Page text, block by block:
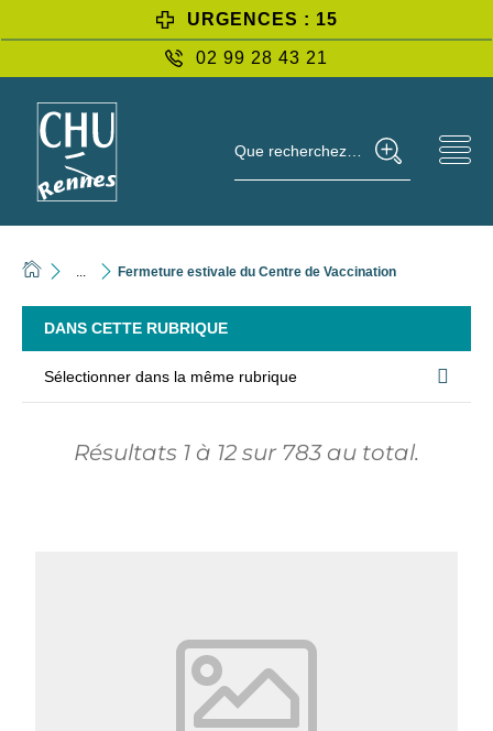
URGENCES : 15
02 99 28 43 21
Que recherchez-vous ?
Fermeture estivale du Centre de Vaccination
DANS CETTE RUBRIQUE
Sélectionner dans la même rubrique
Résultats 1 à 12 sur 783 au total.